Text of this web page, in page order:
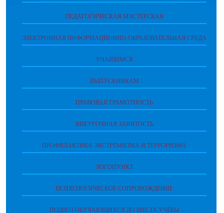
ПЕДАГОГИЧЕСКАЯ МАСТЕРСКАЯ
ЭЛЕКТРОННАЯ ИНФОРМАЦИОННО-ОБРАЗОВАТЕЛЬНАЯ СРЕДА
УЧАЩИМСЯ
ВЫПУСКНИКАМ
ПРАВОВАЯ ГРАМОТНОСТЬ
ВНЕУРОЧНАЯ ЗАНЯТОСТЬ
ПРОФИЛАКТИКА ЭКСТРЕМИЗМА И ТЕРРОРИЗМА
ЛОГОПУНКТ
ПСИХОЛОГИЧЕСКОЕ СОПРОВОЖДЕНИЕ
ПОДВОЗ ОБУЧАЮЩИХСЯ ДО МЕСТА УЧЁБЫ